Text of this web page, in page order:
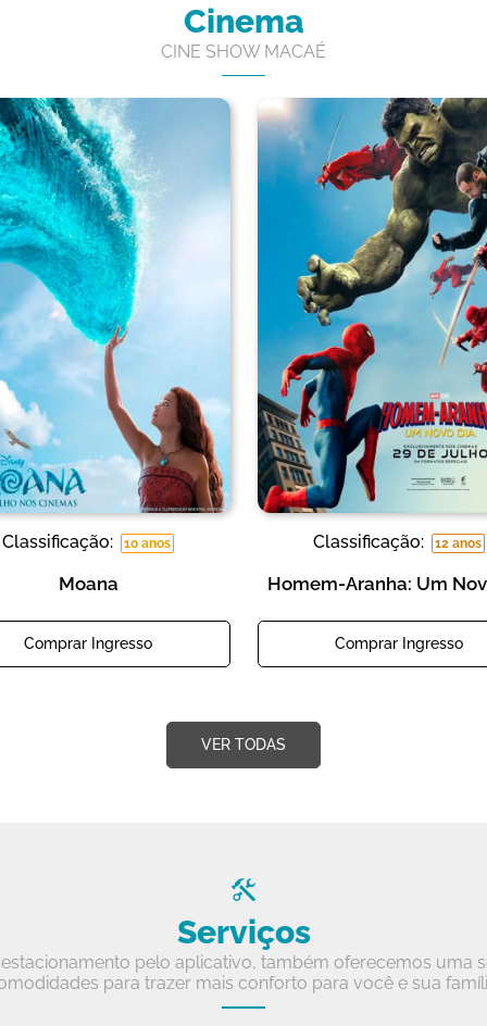
Cinema
CINE SHOW MACAÉ
Classificação: 10 anos
Moana
Comprar Ingresso
Classificação: 12 anos
Homem-Aranha: Um
Comprar Ingresso
VER TODAS
Serviços
pelo aplicativo, também oferecemos uma
para trazer mais conforto para você e sua